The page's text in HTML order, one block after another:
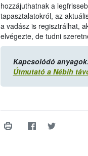
hozzájuthatnak a
tapasztalatokról, az
a vadász is regisztrálhat,
elvégezte, de tudni
Kapcsolódó
Útmutató a Nébih